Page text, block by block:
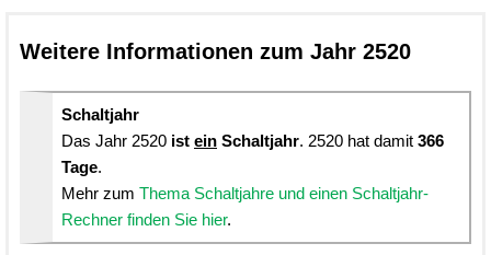
Weitere Informationen zum Jahr 2520
Schaltjahr
Das Jahr 2520 ist ein Schaltjahr. 2520 hat damit 366
Tage.
Mehr zum Thema Schaltjahre und einen Schaltjahr-
Rechner finden Sie hier.